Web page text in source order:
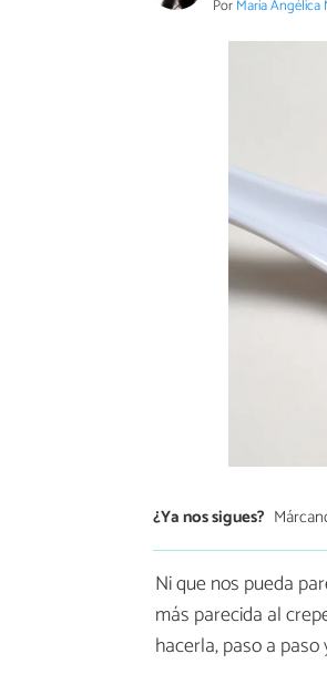
PorMaría Angélica
¿Ya nos sigues?
Ni que nos pueda
más parecida al
hacerla, paso a paso